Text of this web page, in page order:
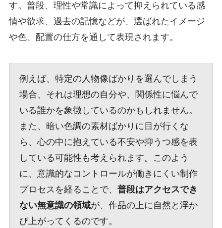
す。普段、理性や常識によって抑えられている感
情や欲求、過去の記憶などが、選ばれたイメージ
や色、配置の仕方を通して表現されます。
例えば、特定の人物像ばかりを選んでしまう
場合、それは理想の自分や、関係性に悩んで
いる誰かを象徴しているのかもしれません。
また、暗い色調の素材ばかりに目が行くな
ら、心の中に抱えている不安や抑うつ感を表
している可能性も考えられます。このよう
に、意識的なコントロールが働きにくい制作
プロセスを経ることで、 普段はアクセスでき
ない無意識の領域が、作品の上に自然と浮か
び上がってくるのです。